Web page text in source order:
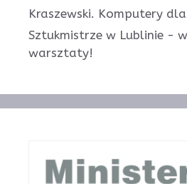
Kraszewski. Komputery
Sztukmistrze w Lublinie -
warsztaty!